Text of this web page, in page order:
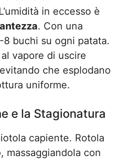
in eccesso è
. Con una
buchi su ogni patata.
vapore di uscire
che esplodano
uniforme.
e la Stagionatura
capiente. Rotola
massaggiandola con